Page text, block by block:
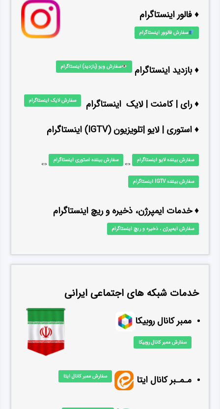
♦ فالور اینستاگرام
سفارش فالوور اینستاگرام
♦ بازدید اینستاگرام سفارش ویو (بازدید) اینستاگرام
♦ رای | کامنت | لایک اینستاگرام سفارش لایک اینستاگرام
♦ استوری | لایو |تلویزیون (IGTV) اینستاگرام
سفارش بیننده لایو اینستاگرام ⇔ سفارش بیننده استوری اینستاگرام ⇔
سفارش بیننده IGTV اینستاگرام
♦ خدمات ایمپرژن، ذخیره و ریچ اینستاگرام
سفارش ایمپرژن ، ذخیره و ریچ اینستاگرام
خدمات شبکه های اجتماعی ایرانی
ممبر کانال روبیکا
سفارش ممبر کانال روبیکا
مـمـبر کانال ایتا سفارش ممبر کانال ایتا